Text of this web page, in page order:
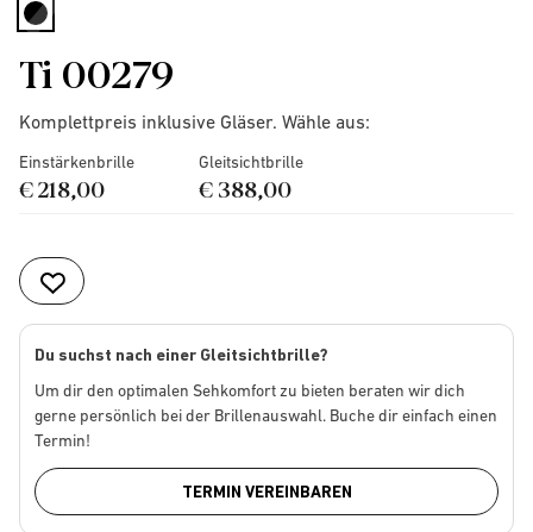
Ti 00279
Komplettpreis inklusive Gläser. Wähle aus:
Einstärkenbrille
€ 218,00
Gleitsichtbrille
€ 388,00
selected
Du suchst nach einer Gleitsichtbrille?
Um dir den optimalen Sehkomfort zu bieten beraten wir dich
gerne persönlich bei der Brillenauswahl. Buche dir einfach einen
Termin!
TERMIN VEREINBAREN